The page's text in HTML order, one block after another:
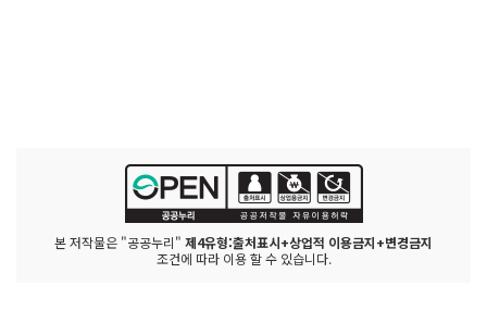
본 저작물은 "공공누리" 제4유형:출처표시+상업적 이용금지+변경금지
조건에 따라 이용 할 수 있습니다.